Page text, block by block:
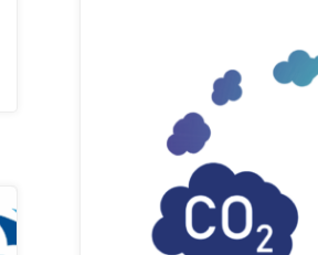
Projekt
CCU
in
Bayern
veröffentlicht"